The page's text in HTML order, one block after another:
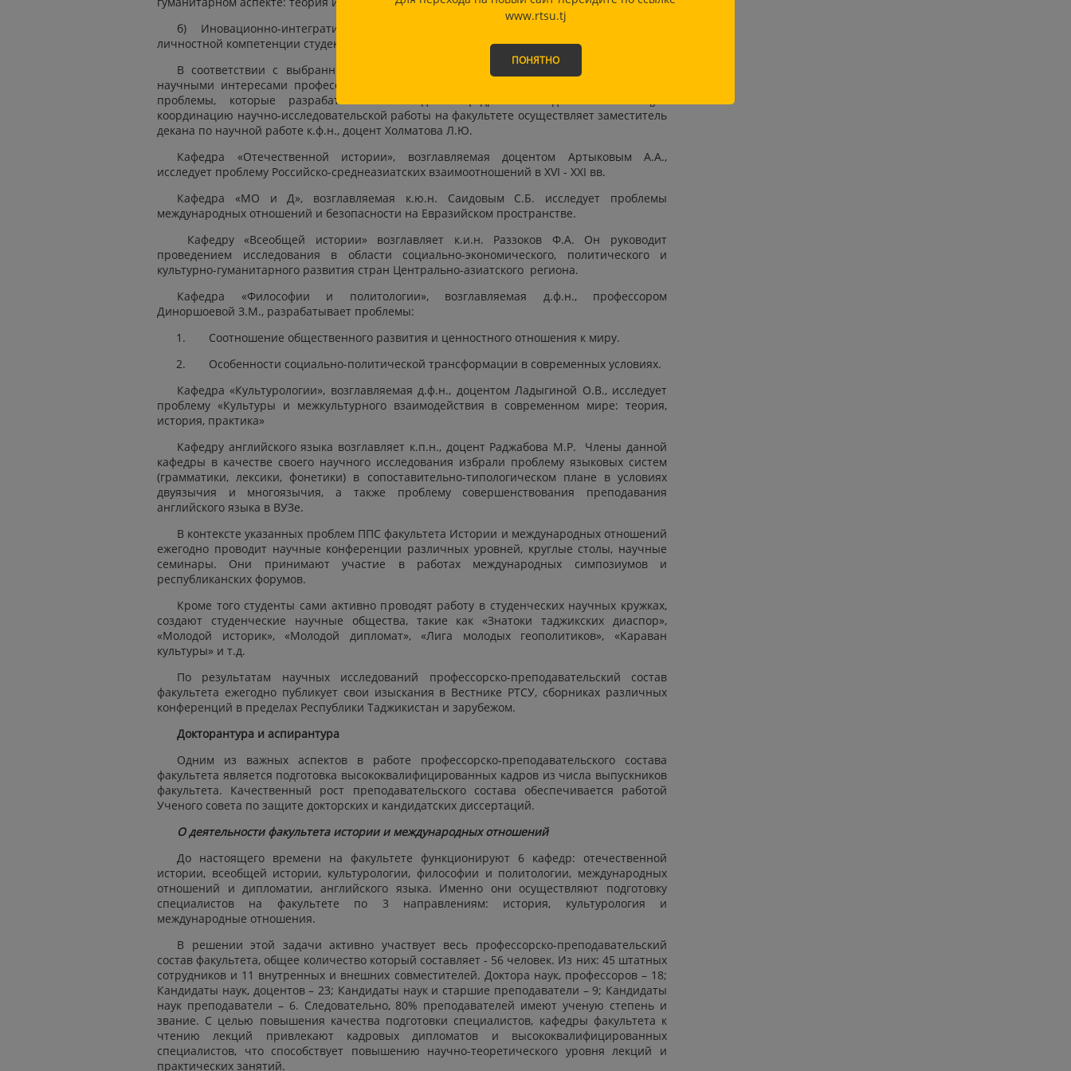
б) Иновационно-интегративный подход к повышению профессиональной и
личностной компетенции студентов.
В соответствии с выбранными направлениями, а также со спецификой кафедр и
научными интересами профессорско-преподавательского состава определены научные
проблемы, которые разрабатываются каждой кафедрой в отдельности. Общую
координацию научно-исследовательской работы на факультете осуществляет заместитель
декана по научной работе к.ф.н., доцент Холматова Л.Ю.
Кафедра «Отечественной истории», возглавляемая доцентом Артыковым А.А.,
исследует проблему Российско-среднеазиатских взаимоотношений в XVI - XXI вв.
Кафедра «МО и Д», возглавляемая к.ю.н. Саидовым С.Б. исследует проблемы
международных отношений и безопасности на Евразийском пространстве.
Кафедру «Всеобщей истории» возглавляет к.и.н. Раззоков Ф.А. Он руководит
проведением исследования в области социально-экономического, политического и
культурно-гуманитарного развития стран Центрально-азиатского региона.
Кафедра «Философии и политологии», возглавляемая д.ф.н., профессором
Диноршоевой З.М., разрабатывает проблемы:
Соотношение общественного развития и ценностного отношения к миру.
Особенности социально-политической трансформации в современных условиях.
Кафедра «Культурологии», возглавляемая д.ф.н., доцентом Ладыгиной О.В., исследует
проблему «Культуры и межкультурного взаимодействия в современном мире: теория,
история, практика»
Кафедру английского языка возглавляет к.п.н., доцент Раджабова М.Р. Члены данной
кафедры в качестве своего научного исследования избрали проблему языковых систем
(грамматики, лексики, фонетики) в сопоставительно-типологическом плане в условиях
двуязычия и многоязычия, а также проблему совершенствования преподавания
английского языка в ВУЗе.
В контексте указанных проблем ППС факультета Истории и международных отношений
ежегодно проводит научные конференции различных уровней, круглые столы, научные
семинары. Они принимают участие в работах международных симпозиумов и
республиканских форумов.
Кроме того студенты сами активно проводят работу в студенческих научных кружках,
создают студенческие научные общества, такие как «Знатоки таджикских диаспор»,
«Молодой историк», «Молодой дипломат», «Лига молодых геополитиков», «Караван
культуры» и т.д.
По результатам научных исследований профессорско-преподавательский состав
факультета ежегодно публикует свои изыскания в Вестнике РТСУ, сборниках различных
конференций в пределах Республики Таджикистан и зарубежом.
Докторантура и аспирантура
Одним из важных аспектов в работе профессорско-преподавательского состава
факультета является подготовка высококвалифицированных кадров из числа выпускников
факультета. Качественный рост преподавательского состава обеспечивается работой
Ученого совета по защите докторских и кандидатских диссертаций.
О деятельности факультета истории и международных отношений
До настоящего времени на факультете функционируют 6 кафедр: отечественной
истории, всеобщей истории, культурологии, философии и политологии, международных
отношений и дипломатии, английского языка. Именно они осуществляют подготовку
специалистов на факультете по 3 направлениям: история, культурология и
международные отношения.
В решении этой задачи активно участвует весь профессорско-преподавательский
состав факультета, общее количество который составляет - 56 человек. Из них: 45 штатных
сотрудников и 11 внутренных и внешних совместителей. Доктора наук, профессоров – 18;
Кандидаты наук, доцентов – 23; Кандидаты наук и старшие преподаватели – 9; Кандидаты
наук преподаватели – 6. Следовательно, 80% преподавателей имеют ученую степень и
звание. С целью повышения качества подготовки специалистов, кафедры факультета к
чтению лекций привлекают кадровых дипломатов и высококвалифицированных
специалистов, что способствует повышению научно-теоретического уровня лекций и
практических занятий.
www.rtsu.tj
ПОНЯТНО